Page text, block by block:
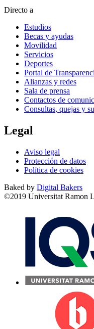
Directo a
Estudios
Becas y ayudas
Movilidad
Servicios
Deportes
Portal de
Alianzas y redes
Sala de prensa
Contactos de
Consultas, quejas y
Legal
Aviso legal
Protección de datos
Política de cookies
Baked by Digital Bakers
©2019 Universitat Ramon